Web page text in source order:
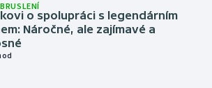
o spolupráci s legendárním
Náročné, ale zajímavé a